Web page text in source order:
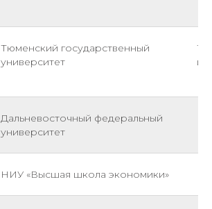
Тюменский государственный
университет
и
Дальневосточный федеральный
университет
НИУ «Высшая школа экономики»